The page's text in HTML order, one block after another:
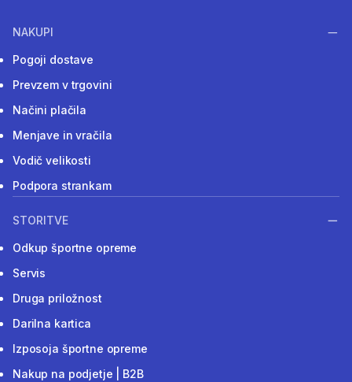
NAKUPI
Pogoji dostave
Prevzem v trgovini
Načini plačila
Menjave in vračila
Vodič velikosti
Podpora strankam
STORITVE
Odkup športne opreme
Servis
Druga priložnost
Darilna kartica
Izposoja športne opreme
Nakup na podjetje | B2B